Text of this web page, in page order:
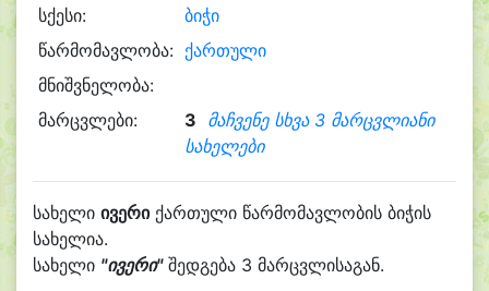
სქესი:
ბიჭი
წარმომავლობა: ქართული
მნიშვნელობა:
მარცვლები:
3 მაჩვენე სხვა 3 მარცვლიანი
სახელები
სახელი ივერიქართული წარმომავლობის ბიჭის
სახელია.
სახელი "ივერი"შედგება 3 მარცვლისაგან.